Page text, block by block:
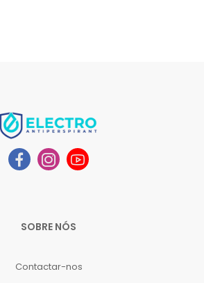
SOBRE NÓS
Contactar-nos